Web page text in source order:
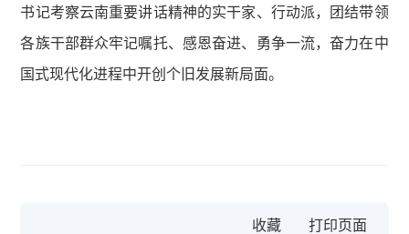
书记考察云南重要讲话精神的实干家、行动派，团结带领
各族干部群众牢记嘱托、感恩奋进、勇争一流，奋力在中
国式现代化进程中开创个旧发展新局面。
收藏